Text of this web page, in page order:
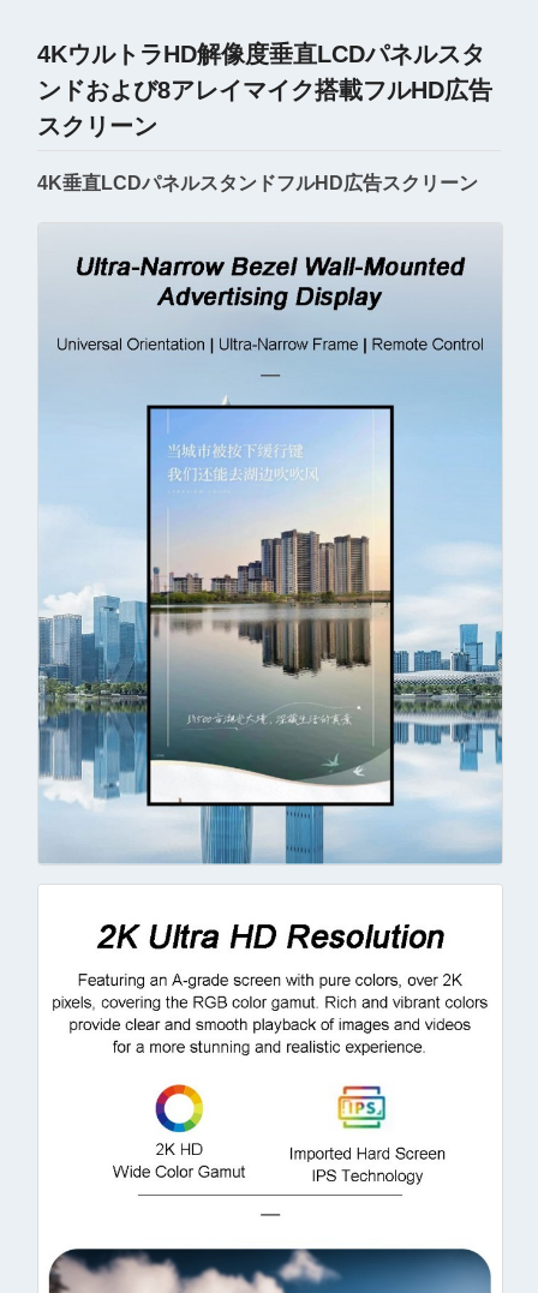
4KウルトラHD解像度垂直LCDパネルスタ
ンドおよび8アレイマイク搭載フルHD広告
スクリーン
4K垂直LCDパネルスタンドフルHD広告スクリーン